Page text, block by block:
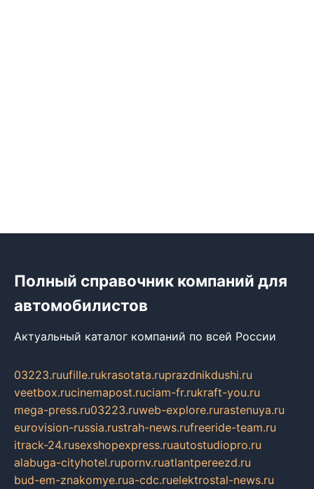
Полный справочник компаний для
автомобилистов
Актуальный каталог компаний по всей России
03223.ruufille.rukrasotata.ruprazdnikdushi.ru
veetbox.rucinemapost.ruciam-fr.rukraft-you.ru
mega-press.ru03223.ruweb-explore.rurastenuya.ru
eurovision-russia.rustrah-news.rufreeride-team.ru
itrack-24.rusexshopexpress.ruautostudiopro.ru
alabuga-cityhotel.rupornv.ruatlantpereezd.ru
bud-em-znakomye.rua-cdc.ruelektrostal-news.ru